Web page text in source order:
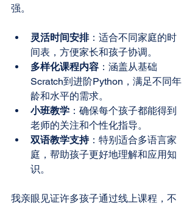
强。
灵活时间安排：适合不同家庭的时
间表，方便家长和孩子协调。
多样化课程内容 ：涵盖从基础
Scratch到进阶Python，满足不同年
龄和水平的需求。
小班教学 ：确保每个孩子都能得到
老师的关注和个性化指导。
双语教学支持：特别适合多语言家
庭，帮助孩子更好地理解和应用知
识。
我亲眼见证许多孩子通过线上课程，不